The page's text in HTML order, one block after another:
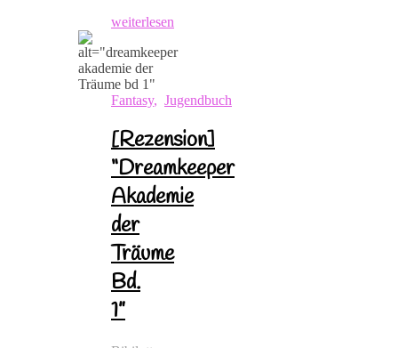
weiterlesen
Fantasy, Jugendbuch
[Rezension]
“Dreamkeeper
Akademie
der
Träume
Bd.
1”